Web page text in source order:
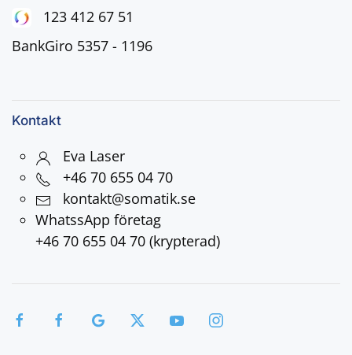
123 412 67 51
BankGiro 5357 - 1196
Kontakt
Eva Laser
+46 70 655 04 70
kontakt@somatik.se
WhatssApp företag
+46 70 655 04 70 (krypterad)